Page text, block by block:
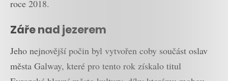
roce 2018.
Záře nad jezerem
Jeho nejnovější počin byl vytvořen coby součást oslav
města Galway, které pro tento rok získalo titul